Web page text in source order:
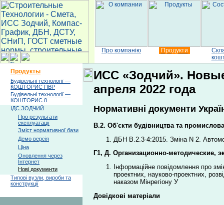
Про компанію Продукти
Продукты
Будівельні технології —
КОШТОРИС ПВР
Будівельні технології —
КОШТОРИС 8
ІДС ЗОДЧИЙ
Про результати
експлуатації
Зміст нормативної бази
Демо версія
Ціна
Оновлення через
Інтернет
Нові документи
Типові вузли, вироби та
конструкції
ИСС «Зодчий».
апреля 2022 года
Нормативні документи
В.2. Об'єкти будівництва та
ДБН В.2.3-4:2015. Зміна N 2.
Г1, Д. Организационно-методические,
Інформаційне повідомлення про
проектних, науково-проектних,
наказом Мінрегіону У
Довідкові матеріали